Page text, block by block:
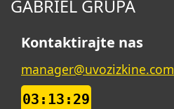
GABRIEL GRUPA
Kontaktirajte nas
manager@uvozizkine.com
03:13:30